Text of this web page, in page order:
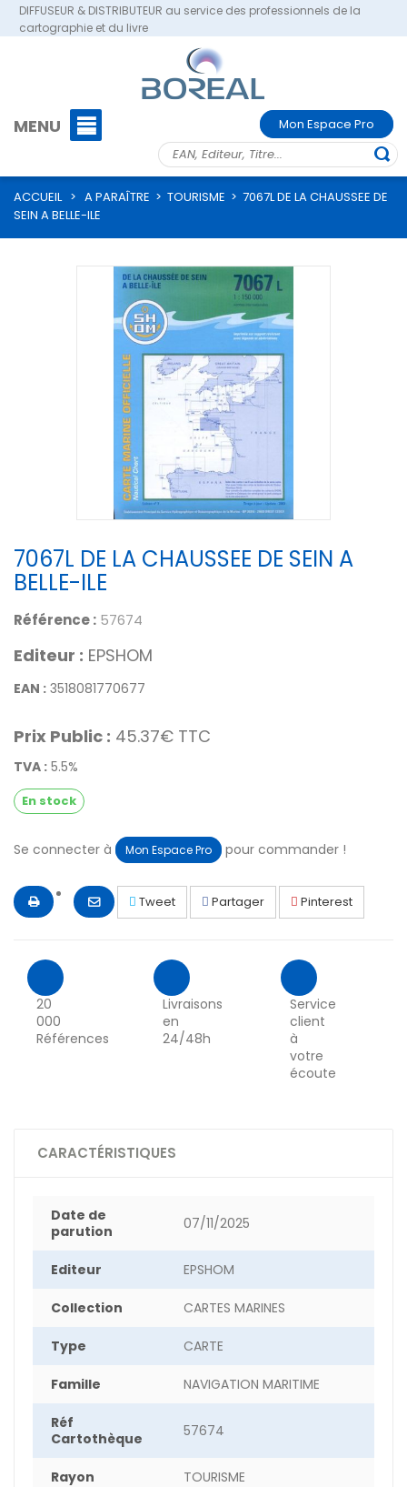
DIFFUSEUR & DISTRIBUTEUR au service des professionnels de la
cartographie et du livre
MENU Mon Espace Pro
ACCUEIL > A PARAÎTRE > TOURISME > 7067L DE LA CHAUSSEE DE
SEIN A BELLE-ILE
7067L DE LA CHAUSSEE DE SEIN A
BELLE-ILE
Référence : 57674
Editeur : EPSHOM
EAN : 3518081770677
Prix Public : 45.37€ TTC
TVA : 5.5%
En stock
Se connecter à Mon Espace Pro pour commander !
Tweet Partager Pinterest
20
000
Références
Livraisons
en
24/48h
Service
client
à
votre
écoute
CARACTÉRISTIQUES
Date de
parution
07/11/2025
Editeur EPSHOM
Collection CARTES MARINES
Type CARTE
Famille NAVIGATION MARITIME
Réf
Cartothèque
57674
Rayon TOURISME